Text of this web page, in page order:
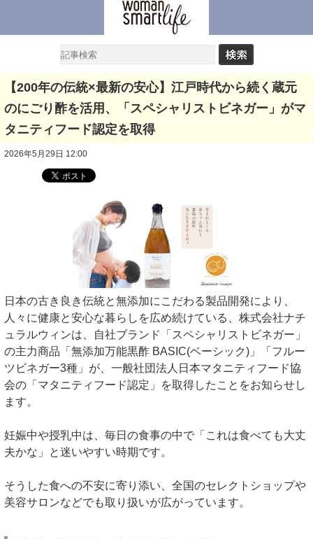
【200年の伝統×最新の安心】江戸時代から続く蔵元
のにごり酢を活用、「スペシャリストビネガー」がマ
タニティフード認定を取得
2026年5月29日 12:00
日本の古き良き伝統と無添加にこだわる製品開発により、
人々に健康と安心な暮らしを広め続けている、株式会社ナチ
ュラルウィンは、自社ブランド「スペシャリストビネガー」
の主力商品「無添加万能黒酢 BASIC(ベーシック)」「フルー
ツビネガー3種」が、一般社団法人日本マタニティフード協
会の「マタニティフード認定」を取得したことをお知らせし
ます。
妊娠中や授乳中は、毎日の食事の中で「これは食べても大丈
夫かな」と迷いやすい時期です。
そうした食への不安に寄り添い、全国のセレクトショップや
美容サロンなどでも取り扱いが広がっています。